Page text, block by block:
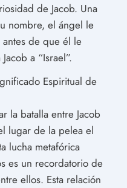
de Jacob. Una
nombre, el ángel le
de que él le
a “Israel”.
Espiritual de
la batalla entre Jacob
lugar de la pelea el
lucha metafórica
es un recordatorio de
ellos. Esta relación